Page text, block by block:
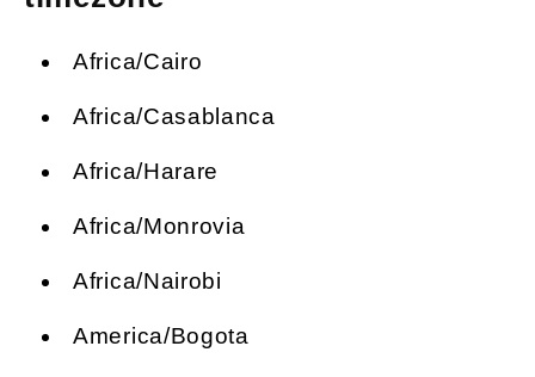
Africa/Cairo
Africa/Casablanca
Africa/Harare
Africa/Monrovia
Africa/Nairobi
America/Bogota